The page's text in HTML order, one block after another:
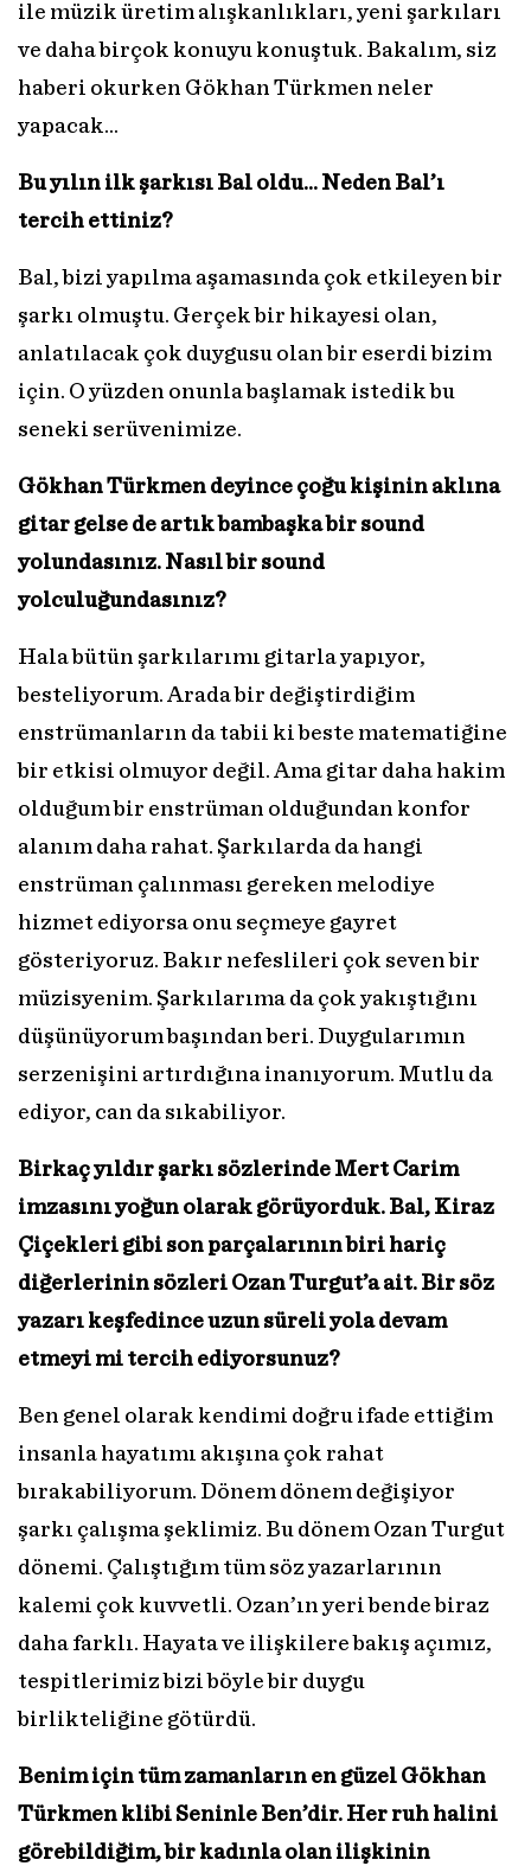
ile müzik üretim alışkanlıkları, yeni şarkıları
ve daha birçok konuyu konuştuk. Bakalım, siz
haberi okurken Gökhan Türkmen neler
yapacak…
Bu yılın ilk şarkısı Bal oldu… Neden Bal’ı
tercih ettiniz?
Bal, bizi yapılma aşamasında çok etkileyen bir
şarkı olmuştu. Gerçek bir hikayesi olan,
anlatılacak çok duygusu olan bir eserdi bizim
için. O yüzden onunla başlamak istedik bu
seneki serüvenimize.
Gökhan Türkmen deyince çoğu kişinin aklına
gitar gelse de artık bambaşka bir sound
yolundasınız. Nasıl bir sound
yolculuğundasınız?
Hala bütün şarkılarımı gitarla yapıyor,
besteliyorum. Arada bir değiştirdiğim
enstrümanların da tabii ki beste matematiğine
bir etkisi olmuyor değil. Ama gitar daha hakim
olduğum bir enstrüman olduğundan konfor
alanım daha rahat. Şarkılarda da hangi
enstrüman çalınması gereken melodiye
hizmet ediyorsa onu seçmeye gayret
gösteriyoruz. Bakır nefeslileri çok seven bir
müzisyenim. Şarkılarıma da çok yakıştığını
düşünüyorum başından beri. Duygularımın
serzenişini artırdığına inanıyorum. Mutlu da
ediyor, can da sıkabiliyor.
Birkaç yıldır şarkı sözlerinde Mert Carim
imzasını yoğun olarak görüyorduk. Bal, Kiraz
Çiçekleri gibi son parçalarının biri hariç
diğerlerinin sözleri Ozan Turgut’a ait. Bir söz
yazarı keşfedince uzun süreli yola devam
etmeyi mi tercih ediyorsunuz?
Ben genel olarak kendimi doğru ifade ettiğim
insanla hayatımı akışına çok rahat
bırakabiliyorum. Dönem dönem değişiyor
şarkı çalışma şeklimiz. Bu dönem Ozan Turgut
dönemi. Çalıştığım tüm söz yazarlarının
kalemi çok kuvvetli. Ozan’ın yeri bende biraz
daha farklı. Hayata ve ilişkilere bakış açımız,
tespitlerimiz bizi böyle bir duygu
birlikteliğine götürdü.
Benim için tüm zamanların en güzel Gökhan
Türkmen klibi Seninle Ben’dir. Her ruh halini
görebildiğim, bir kadınla olan ilişkinin